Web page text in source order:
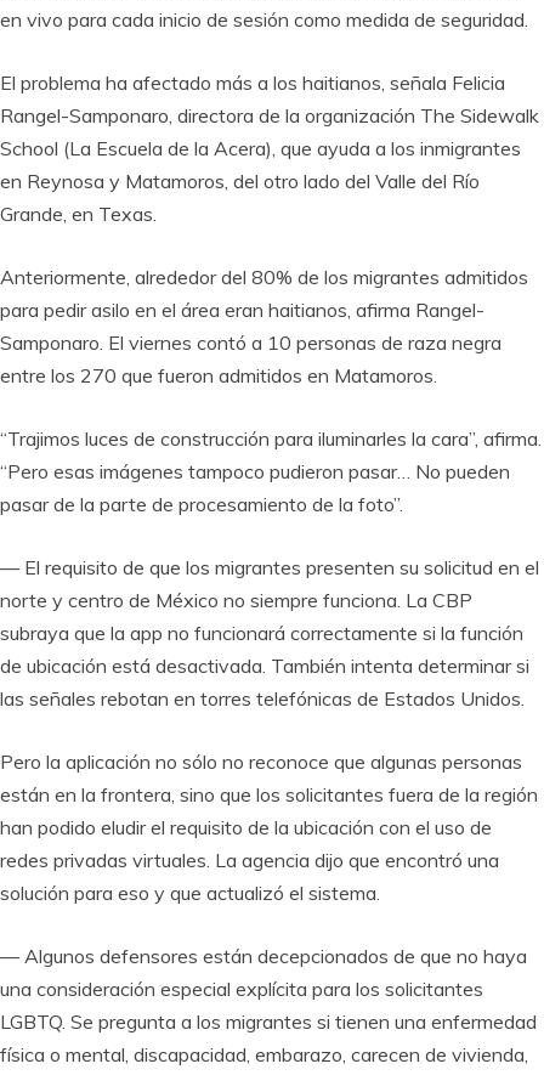
en vivo para cada inicio de sesión como medida de seguridad.
El problema ha afectado más a los haitianos, señala Felicia
Rangel-Samponaro, directora de la organización The Sidewalk
School (La Escuela de la Acera), que ayuda a los inmigrantes
en Reynosa y Matamoros, del otro lado del Valle del Río
Grande, en Texas.
Anteriormente, alrededor del 80% de los migrantes admitidos
para pedir asilo en el área eran haitianos, afirma Rangel-
Samponaro. El viernes contó a 10 personas de raza negra
entre los 270 que fueron admitidos en Matamoros.
“Trajimos luces de construcción para iluminarles la cara”, afirma.
“Pero esas imágenes tampoco pudieron pasar… No pueden
pasar de la parte de procesamiento de la foto”.
— El requisito de que los migrantes presenten su solicitud en el
norte y centro de México no siempre funciona. La CBP
subraya que la app no funcionará correctamente si la función
de ubicación está desactivada. También intenta determinar si
las señales rebotan en torres telefónicas de Estados Unidos.
Pero la aplicación no sólo no reconoce que algunas personas
están en la frontera, sino que los solicitantes fuera de la región
han podido eludir el requisito de la ubicación con el uso de
redes privadas virtuales. La agencia dijo que encontró una
solución para eso y que actualizó el sistema.
— Algunos defensores están decepcionados de que no haya
una consideración especial explícita para los solicitantes
LGBTQ. Se pregunta a los migrantes si tienen una enfermedad
física o mental, discapacidad, embarazo, carecen de vivienda,